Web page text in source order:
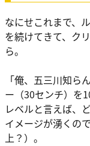
なにせこれまで、
を続けてきて、ク
ら。
「俺、五三川知ら
ー（30センチ）を
レベルと言えば、
イメージが湧くの
上？）。